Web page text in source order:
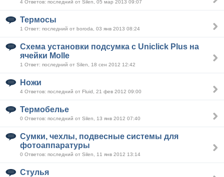
4 Ответов: последний от Silen, 05 мар 2013 09:07
Термосы
1 Ответ: последний от boroda, 03 янв 2013 08:24
Схема установки подсумка с Uniclick Plus на
ячейки Molle
1 Ответ: последний от Silen, 18 сен 2012 12:42
Ножи
4 Ответов: последний от Fluid, 21 фев 2012 09:00
Термобелье
0 Ответов: последний от Silen, 13 янв 2012 07:40
Сумки, чехлы, подвесные системы для
фотоаппаратуры
0 Ответов: последний от Silen, 11 янв 2012 13:14
Стулья